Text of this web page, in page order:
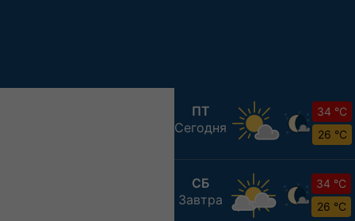
ПТ
Сегодня
34 °C
26 °C
СБ
Завтра
34 °C
26 °C